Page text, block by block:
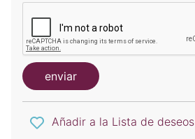
enviar
Añadir a la Lista de deseos